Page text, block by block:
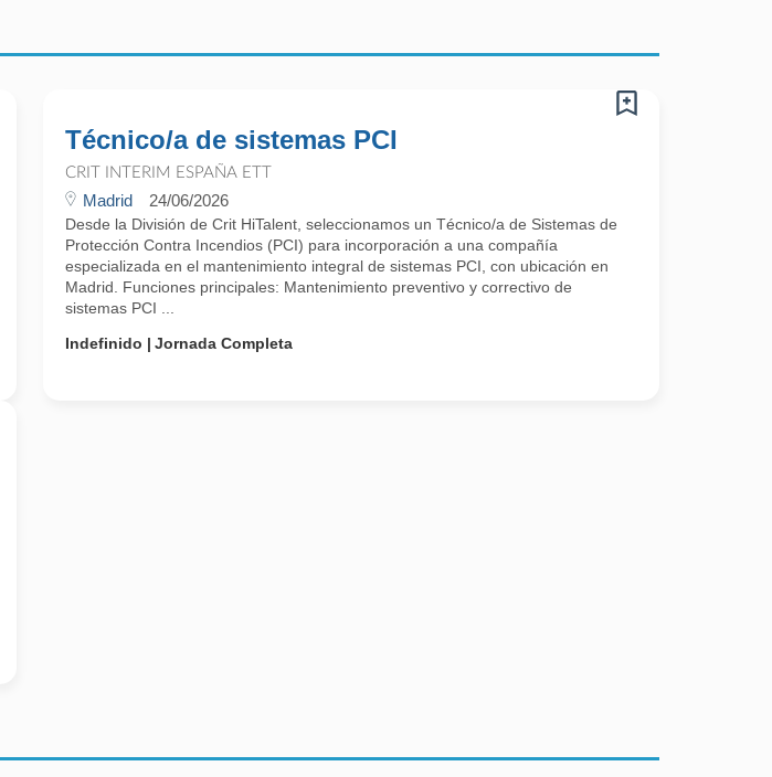
Técnico/a de sistemas PCI
CRIT INTERIM ESPAÑA ETT
Madrid 24/06/2026
Desde la División de Crit HiTalent, seleccionamos un Técnico/a de Sistemas de
Protección Contra Incendios (PCI) para incorporación a una compañía
especializada en el mantenimiento integral de sistemas PCI, con ubicación en
Madrid. Funciones principales: Mantenimiento preventivo y correctivo de
sistemas PCI ...
Indefinido
Jornada Completa